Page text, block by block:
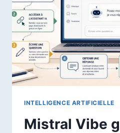
AGENT
4
SES
INTELLIGENCE ARTIFICIELLE
Mistral Vibe